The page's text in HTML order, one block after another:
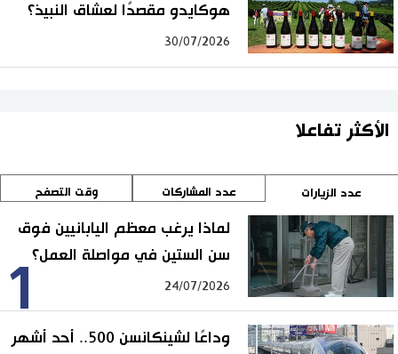
هوكايدو مقصدًا لعشاق النبيذ؟
30/07/2026
الأكثر تفاعلا
عدد الزيارات عدد المشاركات وقت التصفح
1
لماذا يرغب معظم اليابانيين فوق
سن الستين في مواصلة العمل؟
24/07/2026
وداعًا لشينكانسن 500.. أحد أشهر